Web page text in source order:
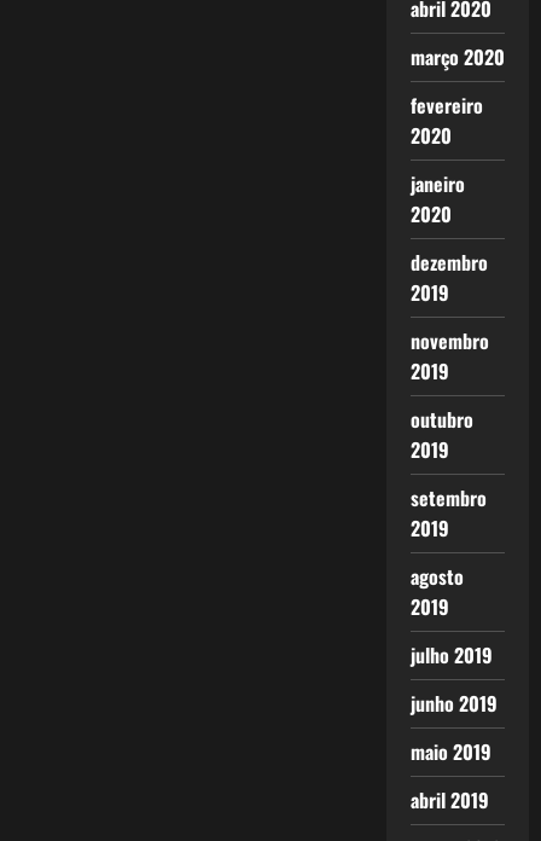
abril 2020
março 2020
fevereiro
2020
janeiro
2020
dezembro
2019
novembro
2019
outubro
2019
setembro
2019
agosto
2019
julho 2019
junho 2019
maio 2019
abril 2019